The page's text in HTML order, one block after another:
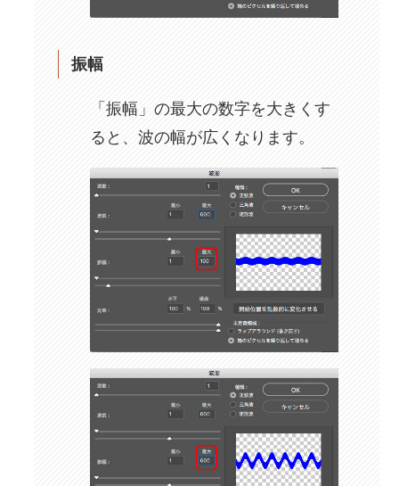
振幅
「振幅」の最大の数字を大きくす
ると、波の幅が広くなります。